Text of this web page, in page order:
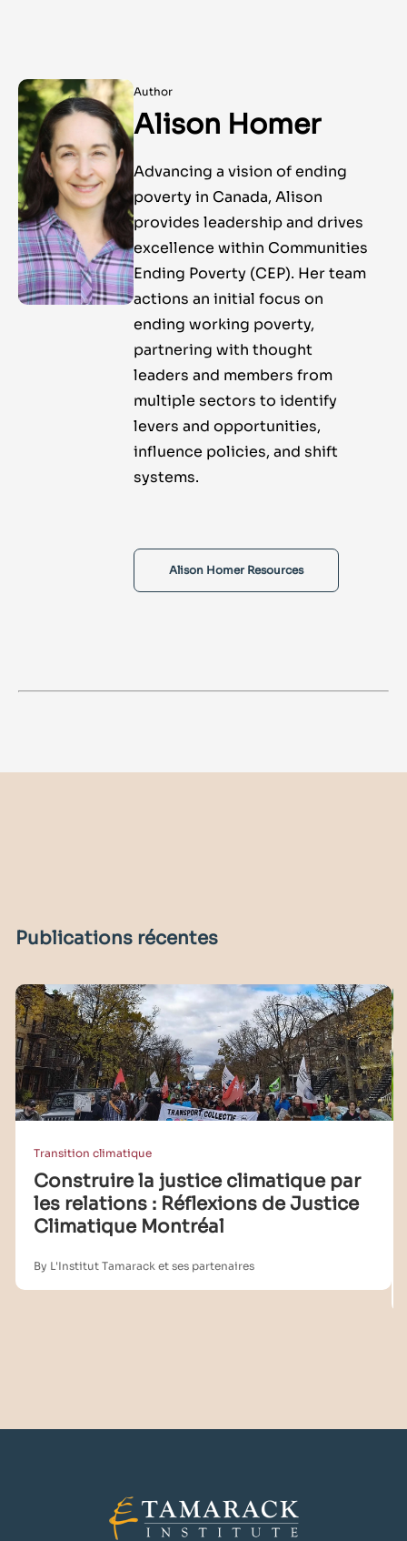
Author
Alison Homer
Advancing a vision of ending
poverty in Canada, Alison
provides leadership and drives
excellence within Communities
Ending Poverty (CEP). Her team
actions an initial focus on
ending working poverty,
partnering with thought
leaders and members from
multiple sectors to identify
levers and opportunities,
influence policies, and shift
systems.
Alison Homer Resources
Publications récentes
Transition climatique
Construire la justice climatique par
les relations : Réflexions de Justice
Climatique Montréal
By L'Institut Tamarack et ses partenaires